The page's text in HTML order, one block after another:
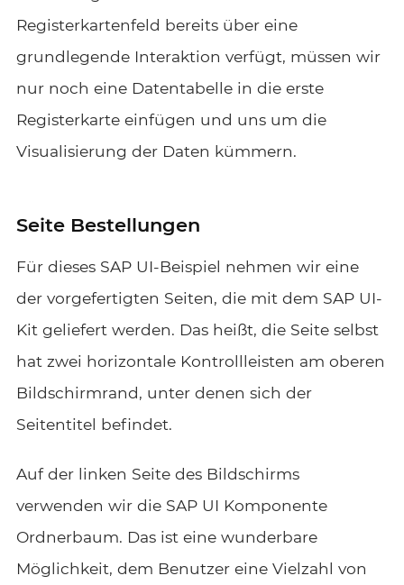
Registerkartenfeld bereits über eine
grundlegende Interaktion verfügt, müssen wir
nur noch eine Datentabelle in die erste
Registerkarte einfügen und uns um die
Visualisierung der Daten kümmern.
Seite Bestellungen
Für dieses SAP UI-Beispiel nehmen wir eine
der vorgefertigten Seiten, die mit dem SAP UI-
Kit geliefert werden. Das heißt, die Seite selbst
hat zwei horizontale Kontrollleisten am oberen
Bildschirmrand, unter denen sich der
Seitentitel befindet.
Auf der linken Seite des Bildschirms
verwenden wir die SAP UI Komponente
Ordnerbaum. Das ist eine wunderbare
Möglichkeit, dem Benutzer eine Vielzahl von